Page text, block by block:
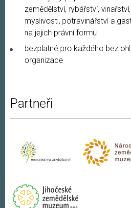
zemědělství, rybářství,
myslivosti, potravinářství a
na jejich právní formu
bezplatné pro každého bez
organizace
Partneři